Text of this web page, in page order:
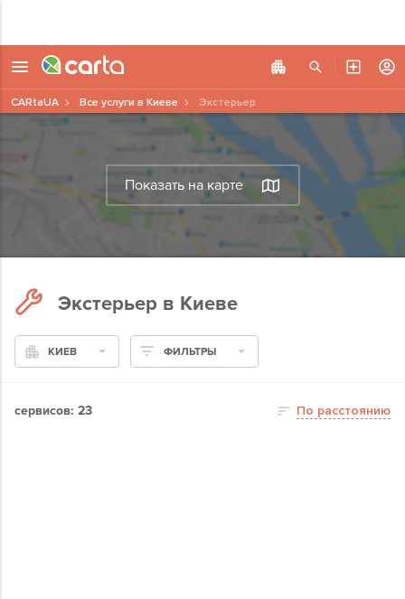
Показать на карте
CARtaUA Все услуги в Киеве Экстерьер
Экстерьер в Киеве
КИЕВ ФИЛЬТРЫ
сервисов: 23 По расстоянию